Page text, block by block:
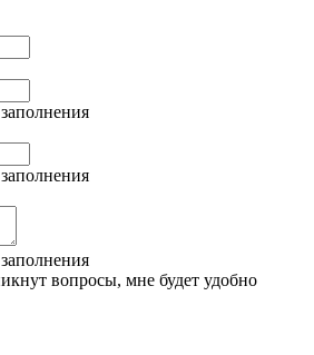
вопросы, мне будет удобно